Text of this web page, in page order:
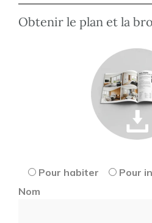
Obtenir le plan et la
Pour habiter
Pour
Nom